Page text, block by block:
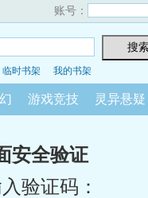
账号：
临时书架 我的书架
游戏竞技 灵异悬疑
安全验证
验证码：